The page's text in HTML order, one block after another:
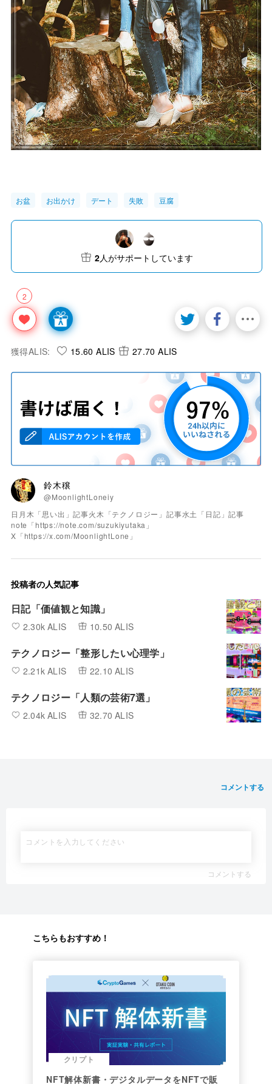
お盆 お出かけ デート 失敗 豆腐
2
2人がサポートしています
獲得ALIS: 15.60 ALIS 27.70 ALIS
鈴木穣
@MoonlightLoneiy
日月木「思い出」記事火木「テクノロジー」記事水土「日記」記事
note「https://note.com/suzukiyutaka」
X「https://x.com/MoonlightLone」
投稿者の人気記事
日記「価値観と知識」
2.30k ALIS 10.50 ALIS
テクノロジー「整形したい心理学」
2.21k ALIS 22.10 ALIS
テクノロジー「人類の芸術7選」
2.04k ALIS 32.70 ALIS
コメントする
コメントする
こちらもおすすめ！
クリプト
NFT解体新書・デジタルデータをNFTで販